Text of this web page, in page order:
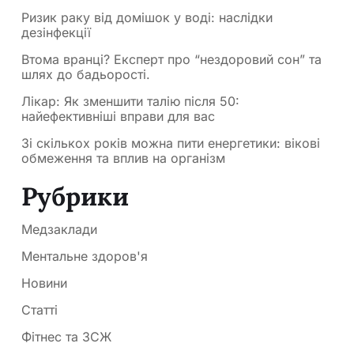
Ризик раку від домішок у воді: наслідки
дезінфекції
Втома вранці? Експерт про “нездоровий сон” та
шлях до бадьорості.
Лікар: Як зменшити талію після 50:
найефективніші вправи для вас
Зі скількох років можна пити енергетики: вікові
обмеження та вплив на організм
Рубрики
Медзаклади
Ментальне здоров'я
Новини
Статті
Фітнес та ЗСЖ